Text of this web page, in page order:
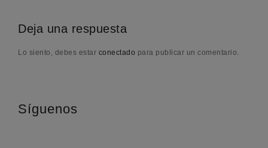
Deja una respuesta
Lo siento, debes estar conectado para publicar un comentario.
Síguenos